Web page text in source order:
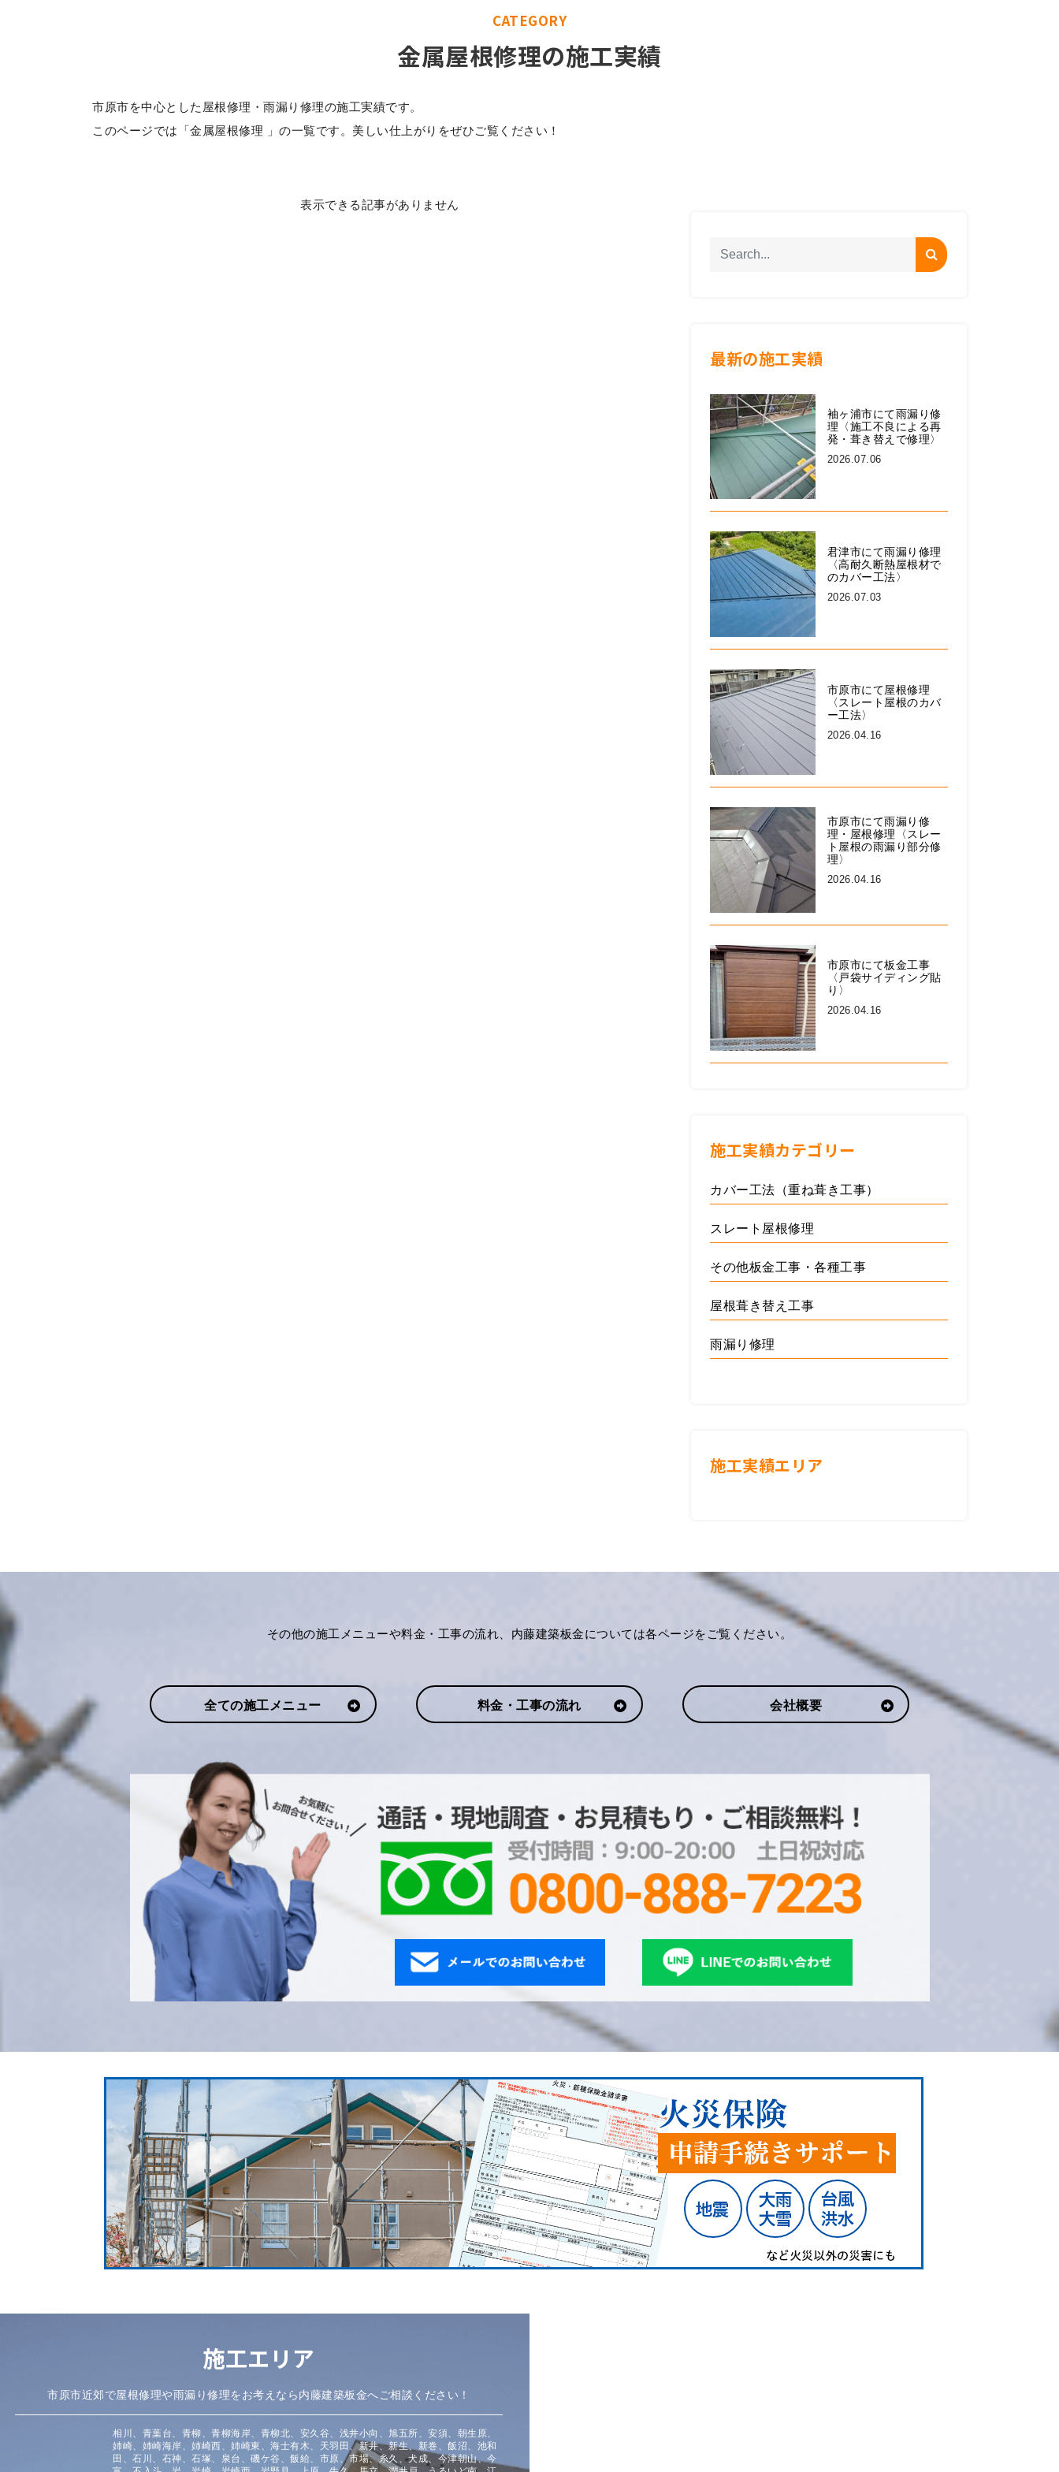
CATEGORY
金属屋根修理の施工実績
市原市を中心とした屋根修理・雨漏り修理の施工実績です。
このページでは「金属屋根修理 」の一覧です。美しい仕上がりをぜひご覧ください！
表示できる記事がありません
最新の施工実績
袖ヶ浦市にて雨漏り修
理〈施工不良による再
発・葺き替えで修理〉
2026.07.06
君津市にて雨漏り修理
〈高耐久断熱屋根材で
のカバー工法〉
2026.07.03
市原市にて屋根修理
〈スレート屋根のカバ
ー工法〉
2026.04.16
市原市にて雨漏り修
理・屋根修理〈スレー
ト屋根の雨漏り部分修
理〉
2026.04.16
市原市にて板金工事
〈戸袋サイディング貼
り〉
2026.04.16
施工実績カテゴリー
カバー工法（重ね葺き工事）
スレート屋根修理
その他板金工事・各種工事
屋根葺き替え工事
雨漏り修理
施工実績エリア
その他の施工メニューや料金・工事の流れ、内藤建築板金については各ページをご覧ください。
全ての施工メニュー 料金・工事の流れ 会社概要
施工エリア
市原市近郊で屋根修理や雨漏り修理をお考えなら内藤建築板金へご相談ください！
相川、青葉台、青柳、青柳海岸、青柳北、安久谷、浅井小向、旭五所、安須、朝生原、
姉崎、姉崎海岸、姉崎西、姉崎東、海士有木、天羽田、新井、新生、新巻、飯沼、池和
田、石川、石神、石塚、泉台、磯ケ谷、飯給、市原、市場、糸久、犬成、今津朝山、今